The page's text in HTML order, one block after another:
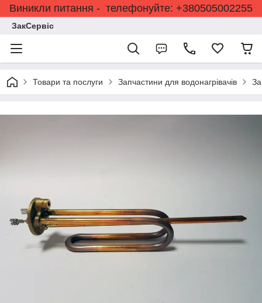
Виникли питання - телефонуйте: +380505002255
ЗакСервіс
Товари та послуги Запчастини для водонагрівачів